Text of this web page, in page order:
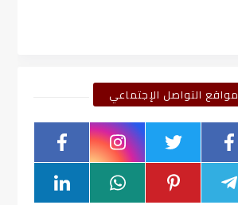
مواقع التواصل الإجتماعي